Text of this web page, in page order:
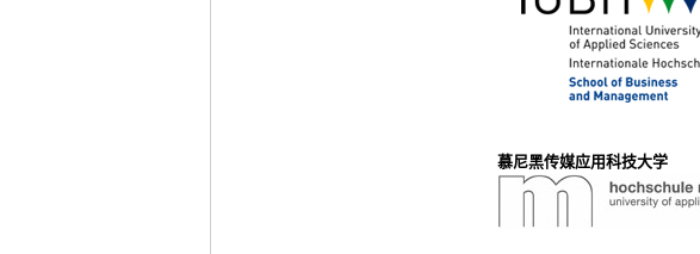
慕尼黑传媒应用科技大学